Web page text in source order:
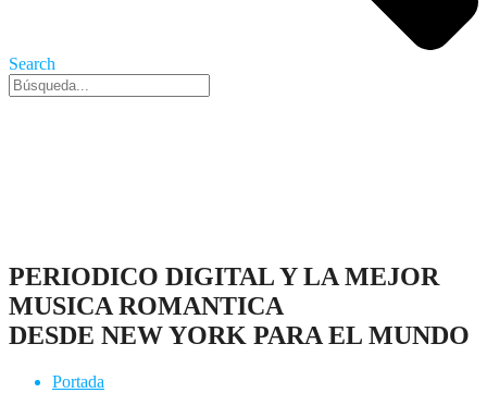
Search
PERIODICO DIGITAL Y LA MEJOR
MUSICA ROMANTICA
DESDE NEW YORK PARA EL MUNDO
Portada